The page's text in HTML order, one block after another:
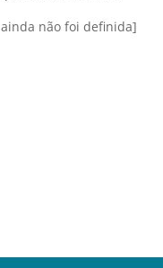
ainda não foi definida]